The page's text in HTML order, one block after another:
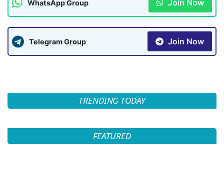
WhatsApp Group Join Now
Telegram Group Join Now
TRENDING TODAY
FEATURED